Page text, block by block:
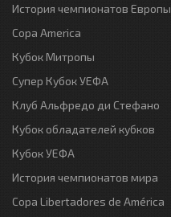
История чемпионатов Европы
Copa America
Кубок Митропы
Супер Кубок УЕФА
Клуб Альфредо ди Стефано
Кубок обладателей кубков
Кубок УЕФА
История чемпионатов мира
Copa Libertadores de América